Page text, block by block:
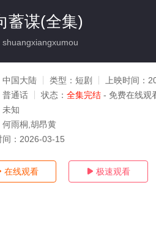
蓄谋(全集)
shuangxiangxumou
中国大陆 类型： 短剧 上映时间：
普通话 状态： 全集完结 - 免费在线观
未知
何雨桐,胡昂黄
： 2026-03-15
在线观看  极速观看